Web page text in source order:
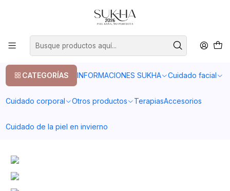
CATEGORÍAS INFORMACIONES SUKHA Cuidado facial
Cuidado corporal Otros productos TerapiasAccesorios
Cuidado de la piel en invierno
20% en tu primera compra con el codigo COMPRA1
2022